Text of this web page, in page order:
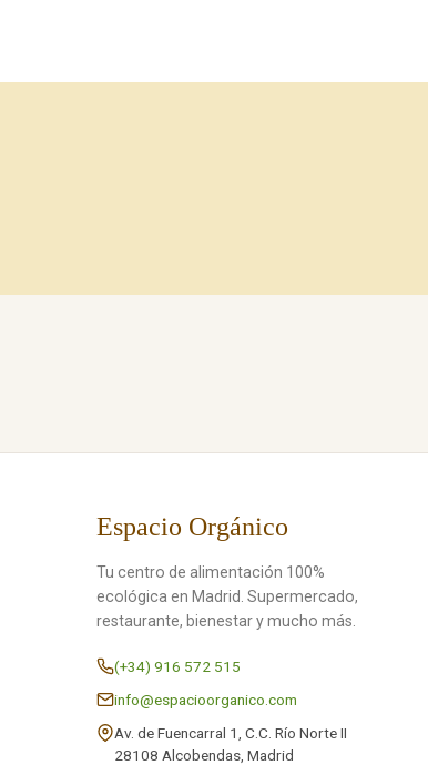
Espacio Orgánico
Tu centro de alimentación 100%
ecológica en Madrid. Supermercado,
restaurante, bienestar y mucho más.
(+34) 916 572 515
info@espacioorganico.com
Av. de Fuencarral 1, C.C. Río Norte II
28108 Alcobendas, Madrid